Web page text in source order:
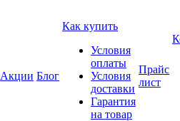
Акции Блог
Как купить
Условия
оплаты
Условия
доставки
Гарантия
на товар
Прайс
лист